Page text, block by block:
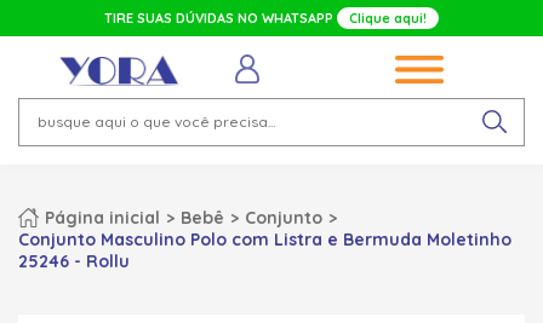
TIRE SUAS DÚVIDAS NO WHATSAPP Clique aqui!
Página inicial Bebê
Conjunto
Conjunto Masculino Polo com Listra e Bermuda Moletinho
25246 - Rollu